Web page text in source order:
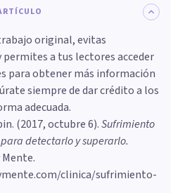
original, evitas
a tus lectores acceder
para obtener más información
siempre de dar crédito a los
adecuada.
. (2017, octubre 6).Sufrimiento
detectarlo y superarlo.
clinica/sufrimiento-